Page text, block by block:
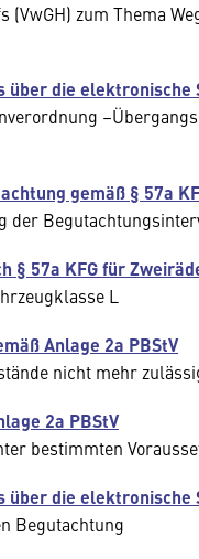
(VwGH) zum Thema
über die
gemäß § 57a
der
§ 57a KFG für
L
Anlage 2a PBStV
nicht mehr
2a PBStV
bestimmten
über die
Begutachtung